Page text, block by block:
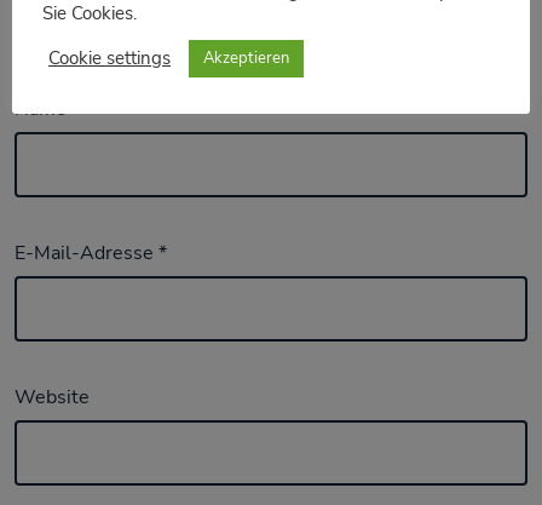
Name*
E-Mail-Adresse*
Website
Sie Cookies.
Cookie settings
Akzeptieren